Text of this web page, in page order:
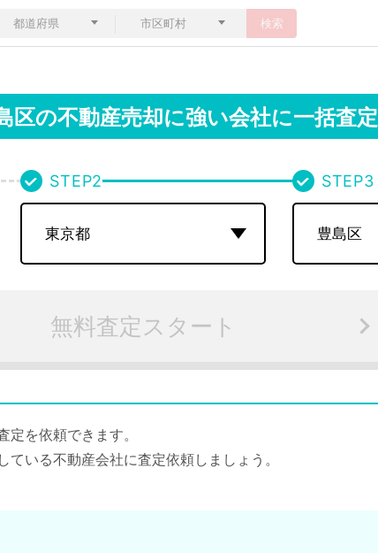
検索
区の不動産売却に強い会社に一括査定
STEP2 STEP3
無料査定スタート
を依頼できます。
いる不動産会社に査定依頼しましょう。